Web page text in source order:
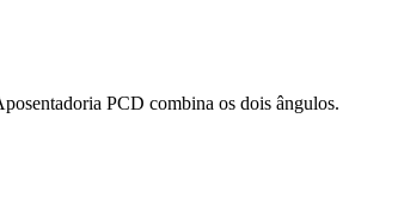
PCD combina os dois ângulos.